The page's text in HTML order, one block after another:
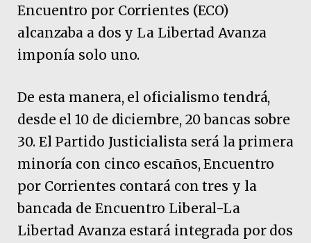
Encuentro por Corrientes (ECO)
alcanzaba a dos y La Libertad Avanza
imponía solo uno.
De esta manera, el oficialismo tendrá,
desde el 10 de diciembre, 20 bancas sobre
30. El Partido Justicialista será la primera
minoría con cinco escaños, Encuentro
por Corrientes contará con tres y la
bancada de Encuentro Liberal-La
Libertad Avanza estará integrada por dos